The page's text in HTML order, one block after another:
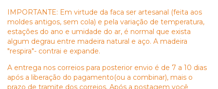
IMPORTANTE: Em virtude da faca ser artesanal (feita aos
moldes antigos, sem cola) e pela variação de temperatura,
estações do ano e umidade do ar, é normal que exista
algum degrau entre madeira natural e aço. A madeira
"respira"- contrai e expande.
A entrega nos correios para posterior envio é de 7 a 10 dias
após a liberação do pagamento(ou a combinar), mais o
prazo de tramite dos correios. Após a postagem você